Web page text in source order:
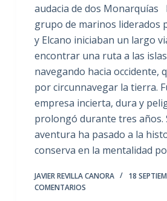
audacia de dos Monarquías
grupo de marinos liderados
y Elcano iniciaban un largo
encontrar una ruta a las
navegando hacia occidente,
por circunnavegar la tierra.
empresa incierta, dura y
prolongó durante tres años.
aventura ha pasado a la
conserva en la mentalidad
JAVIER REVILLA CANORA 18
COMENTARIOS